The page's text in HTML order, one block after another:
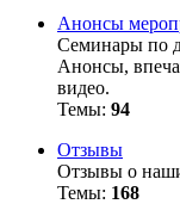
Анонсы
Семинары по
Анонсы,
видео.
Темы: 94
Отзывы
Отзывы о
Темы: 168